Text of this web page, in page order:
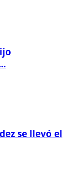
se llevó el